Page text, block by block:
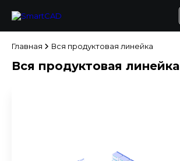
Главная Вся продуктовая линейка
Вся продуктовая линейка